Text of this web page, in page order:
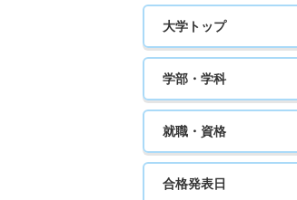
大学トップ
学部・学科
就職・資格
合格発表日